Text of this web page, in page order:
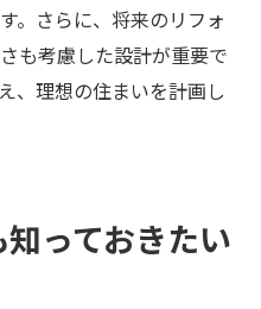
。さらに、将来のリフォ
も考慮した設計が重要で
、理想の住まいを計画し
っておきたい